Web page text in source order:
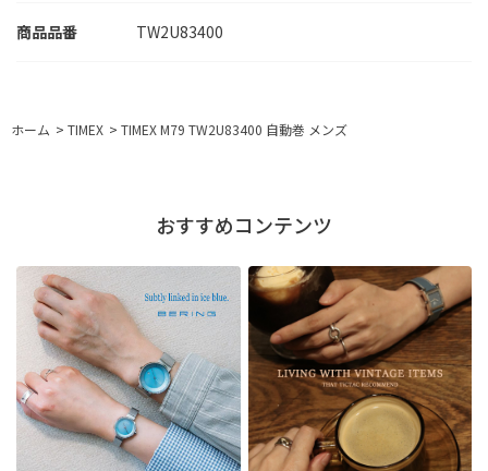
TW2U83400
ホーム > TIMEX > TIMEX M79 TW2U83400 自動巻 メンズ
おすすめコンテンツ